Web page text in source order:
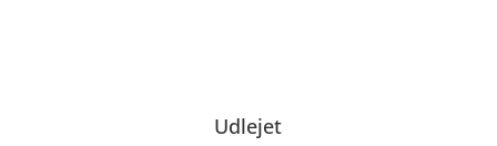
Udlejet